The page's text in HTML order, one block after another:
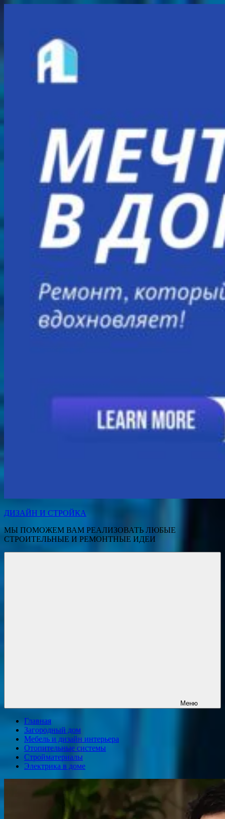
ДИЗАЙН И СТРОЙКА
МЫ ПОМОЖЕМ ВАМ РЕАЛИЗОВАТЬ ЛЮБЫЕ
СТРОИТЕЛЬНЫЕ И РЕМОНТНЫЕ ИДЕИ
Меню
Главная
Загородный дом
Мебель и дизайн интерьера
Отопительные системы
Стройматериалы
Электрика в доме